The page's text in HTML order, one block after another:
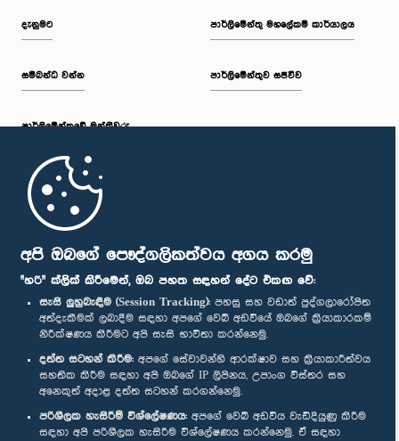
අපි ඔබගේ පෞද්ගලිකත්වය අගය කරමු
"හරි" ක්ලික් කිරීමෙන්, ඔබ පහත සඳහන් දේට එකඟ වේ:
සැසි ලුහුබැඳීම (Session Tracking): පහසු සහ වඩාත් පුද්ගලාරෝපිත
අත්දැකීමක් ලබාදීම සඳහා අපගේ වෙබ් අඩවියේ ඔබගේ ක්‍රියාකාරකම්
නිරීක්ෂණය කිරීමට අපි සැසි භාවිතා කරන්නෙමු.
දත්ත සටහන් කිරීම: අපගේ සේවාවන්හි ආරක්ෂාව සහ ක්‍රියාකාරීත්වය
සහතික කිරීම සඳහා අපි ඔබගේ IP ලිපිනය, උපාංග විස්තර සහ
අනෙකුත් අදාළ දත්ත සටහන් කරගන්නෙමු.
පරිශීලක හැසිරීම් විශ්ලේෂණය: අපගේ වෙබ් අඩවිය වැඩිදියුණු කිරීම
සඳහා අපි පරිශීලක හැසිරීම විශ්ලේෂණය කරන්නෙමු. ඒ සඳහා
දැනුමට
සම්බන්ධ වන්න
පාර්ලි‌මේන්තුවේ මන්ත්‍රීවරු
මුල් පිටුව
පාර්ලිමේන්තු මහලේකම් කාර්යාලය
පාර්ලිමේන්තුව සජීවීව
පාර්ලිමේන්තු ජංගම යෙදුම
අප හා සම්බන්ධ වී සිටින්න :
සම්මාන